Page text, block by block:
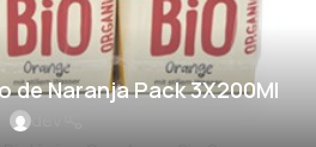
de Naranja Pack 3X200Ml